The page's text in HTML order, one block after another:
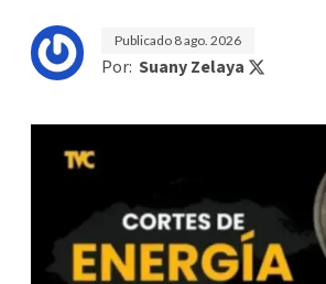
Publicado 8 ago. 2026
Por: Suany Zelaya